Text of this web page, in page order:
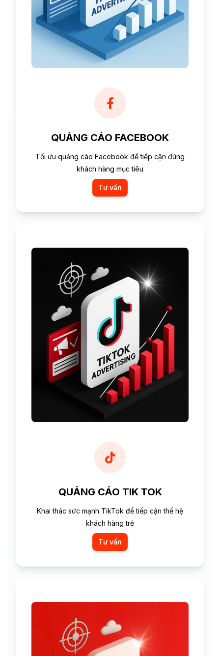
QUẢNG CÁO FACEBOOK
Tối ưu quảng cáo Facebook để tiếp cận đúng
khách hàng mục tiêu
Tư vấn
QUẢNG CÁO TIK TOK
Khai thác sức mạnh TikTok để tiếp cận thế hệ
khách hàng trẻ
Tư vấn